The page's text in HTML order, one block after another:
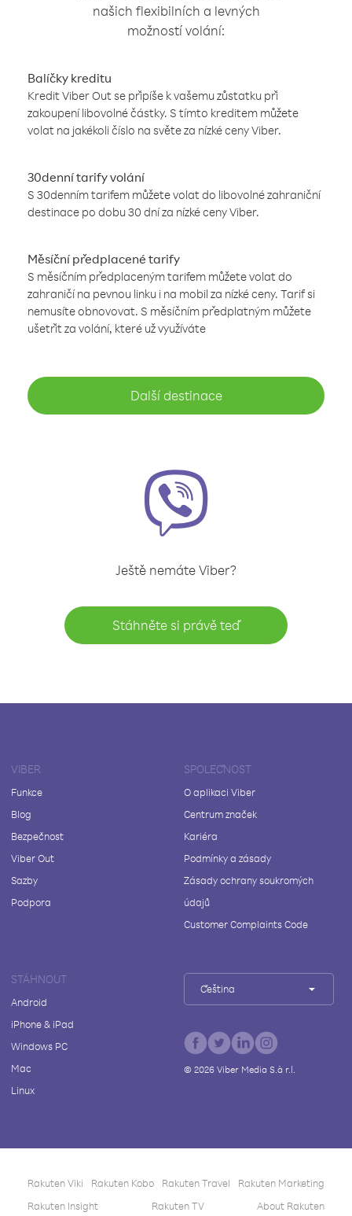
našich flexibilních a levných
možností volání:
Balíčky kreditu
Kredit Viber Out se připíše k vašemu zůstatku při
zakoupení libovolné částky. S tímto kreditem můžete
volat na jakékoli číslo na světe za nízké ceny Viber.
30denní tarify volání
S 30denním tarifem můžete volat do libovolné zahraniční
destinace po dobu 30 dní za nízké ceny Viber.
Měsíční předplacené tarify
S měsíčním předplaceným tarifem můžete volat do
zahraničí na pevnou linku i na mobil za nízké ceny. Tarif si
nemusíte obnovovat. S měsíčním předplatným můžete
ušetřit za volání, které už využíváte
Další destinace
Ještě nemáte Viber?
Stáhněte si právě teď
VIBER
Funkce
Blog
Bezpečnost
Viber Out
Sazby
Podpora
SPOLEČNOST
O aplikaci Viber
Centrum značek
Kariéra
Podmínky a zásady
Zásady ochrany soukromých
údajů
Customer Complaints Code
STÁHNOUT
Android
iPhone & iPad
Windows PC
Mac
Linux
Čeština
© 2026Viber Media S.à r.l.
Rakuten Viki Rakuten Kobo Rakuten Travel
Rakuten Marketing
Rakuten Insight
Rakuten TV About Rakuten